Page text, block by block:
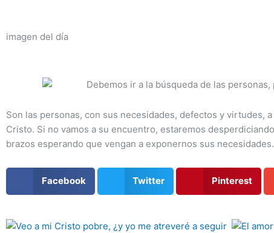
imagen del día
Son las personas, con sus necesidades, defectos y virtudes,
Cristo. Si no vamos a su encuentro, estaremos
brazos esperando que vengan a exponernos sus
Facebook Twitter Pinterest
Página
Página
Página
Página
Página